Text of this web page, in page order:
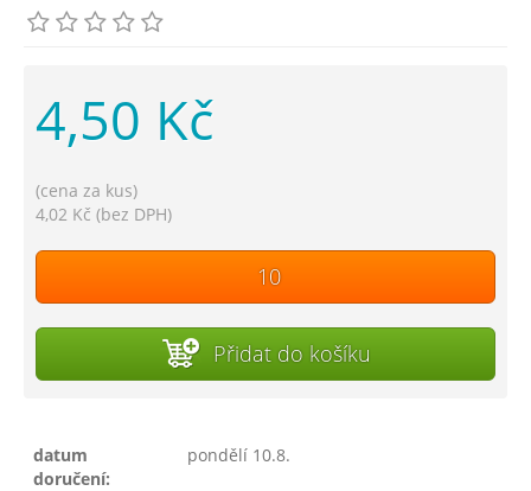
4,50 Kč
(cena za kus)
4,02 Kč (bez DPH)
Přidat do košíku
datum
doručení:
pondělí 10.8.